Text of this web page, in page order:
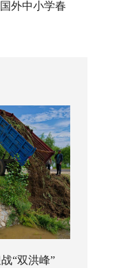
外中小学春
“双洪峰”